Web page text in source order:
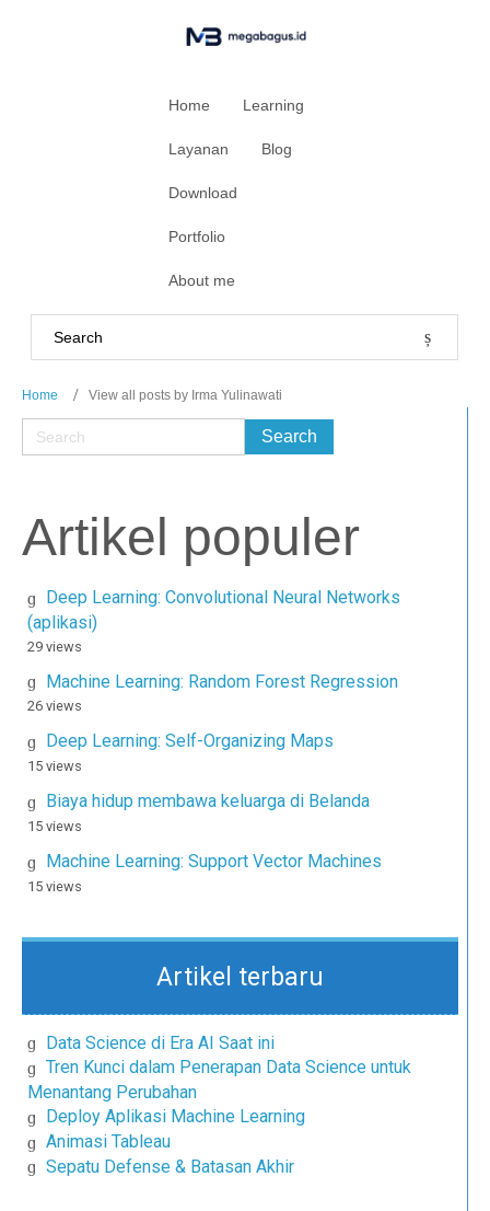
Home Learning
Layanan Blog
Download
Portfolio
About me
Home View all posts by Irma Yulinawati
Artikel populer
Deep Learning: Convolutional Neural Networks
(aplikasi)
29 views
Machine Learning: Random Forest Regression
26 views
Deep Learning: Self-Organizing Maps
15 views
Biaya hidup membawa keluarga di Belanda
15 views
Machine Learning: Support Vector Machines
15 views
Artikel terbaru
Data Science di Era AI Saat ini
Tren Kunci dalam Penerapan Data Science untuk
Menantang Perubahan
Deploy Aplikasi Machine Learning
Animasi Tableau
Sepatu Defense & Batasan Akhir